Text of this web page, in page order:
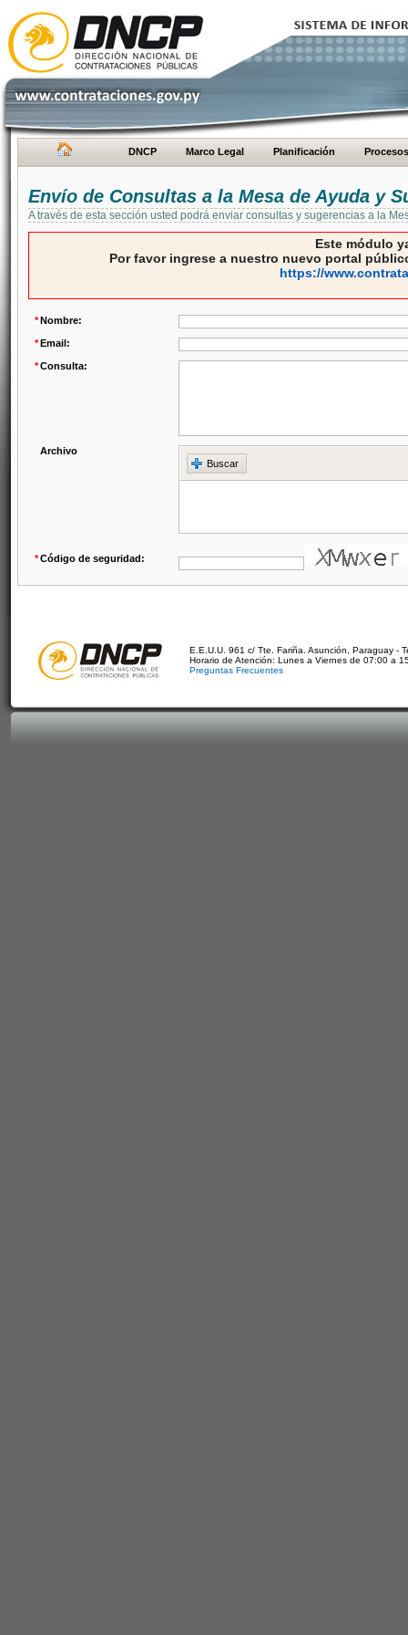
DNCP Marco Legal Planificación Procesos
Envío de Consultas a la Mesa de Ayuda y
A través de esta sección usted podrá enviar consultas y sugerencias a la
Este módulo
Por favor ingrese a nuestro nuevo portal
https://
*Nombre:
*Email:
*Consulta:
Archivo
Buscar
*Código de seguridad:
E.E.U.U. 961 c/ Tte. Fariña. Asunción, Paraguay -
Horario de Atención: Lunes a Viernes de 07:00 a
Preguntas Frecuentes